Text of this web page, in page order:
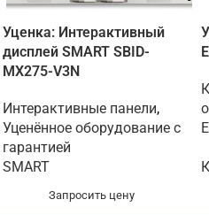
Уценка: Интерактивный
дисплей SMART SBID-
MX275-V3N
Интерактивные панели,
Уценённое оборудование с
гарантией
SMART
Запросить цену